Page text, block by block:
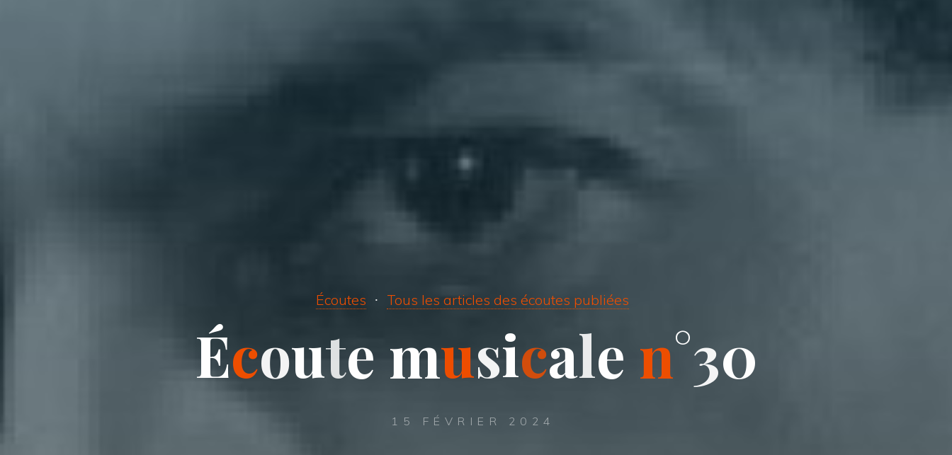
Écoutes Tous les articles des écoutes publiées
Écoute musicale n°30
15 FÉVRIER 2024